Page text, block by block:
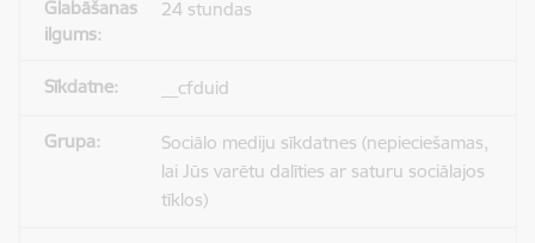
24 stundas
__cfduid
Sociālo mediju sīkdatnes (nepieciešamas,
lai Jūs varētu dalīties ar saturu sociālajos
tīklos)